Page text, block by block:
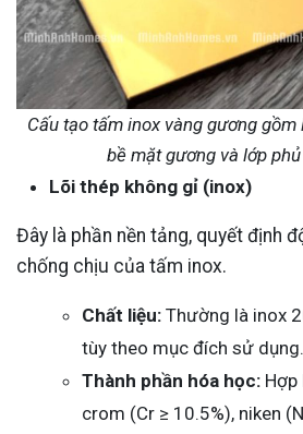
Cấu tạo tấm inox vàng gương
bề mặt gương và lớp
Lõi thép không gỉ (inox)
Đây là phần nền tảng, quyết định
chống chịu của tấm inox.
Chất liệu: Thường là inox
tùy theo mục đích sử dụng.
Thành phần hóa học: Hợp
crom (Cr ≥ 10.5%), niken